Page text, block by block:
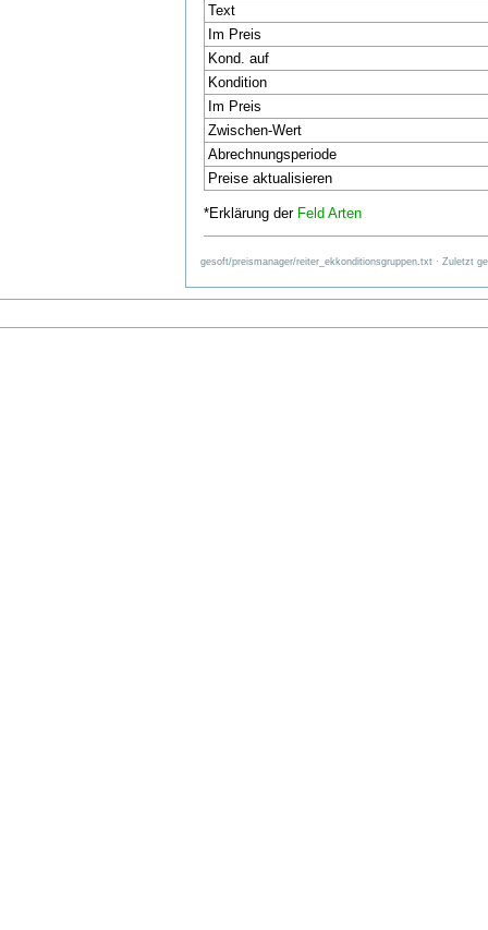
Text
Im Preis
Kond. auf
Kondition
Im Preis
Zwischen-Wert
Abrechnungsperiode
Preise aktualisieren
*Erklärung der Feld Arten
gesoft/preismanager/reiter_ekkonditionsgruppen.txt · Zuletzt